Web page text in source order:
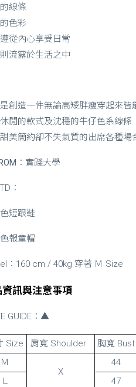
線條
色彩
從內心享受日常
流露於生活之中
創造一件無論高矮胖瘦穿起來皆
閒的款式及沈穩的牛仔色系線條
美簡約卻不失氣質的出席各種場
：實踐大學
：
色短跟鞋
色報童帽
：160 cm / 40kg 穿著 Ｍ Size
資訊與注意事項
GUIDE：▲
Size 肩寬 Shoulder 胸寬 Bust
Ｍ
X
44
Ｌ
47